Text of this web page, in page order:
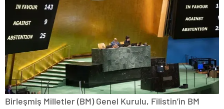
Birleşmiş Milletler (BM) Genel Kurulu, Filistin’in BM